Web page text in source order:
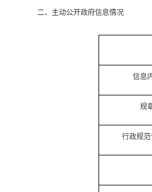
二、主动公开政府信息情况
信息
规
行政规